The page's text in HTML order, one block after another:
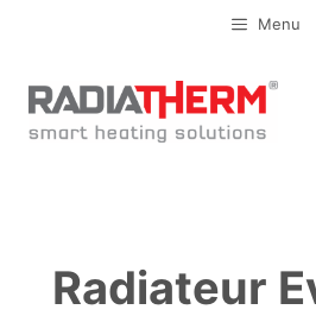
Menu
Radiateur